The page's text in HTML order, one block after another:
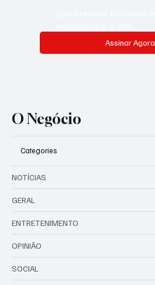
Assinar Agora
O Negócio
Categories
NOTÍCIAS
GERAL
ENTRETENIMENTO
OPINIÃO
SOCIAL